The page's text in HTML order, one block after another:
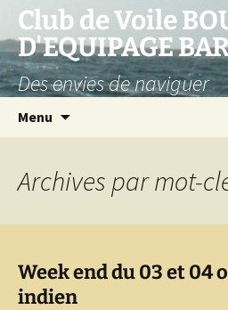
Club de Voile
D'EQUIPAGE
Des envies de naviguer
Menu
Archives par mot-
Week end du 03 et 04
indien